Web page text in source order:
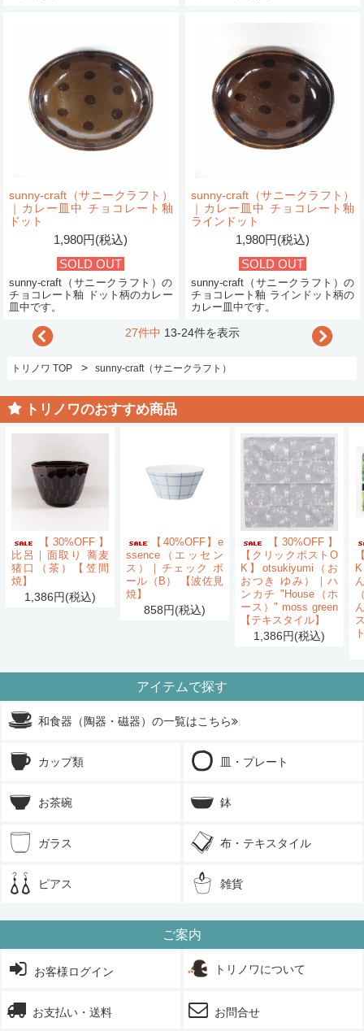
sunny-craft（サニークラフト）
｜カレー皿中 チョコレート釉
ドット
1,980円(税込)
SOLD OUT
sunny-craft（サニークラフト）の
チョコレート釉 ドット柄のカレー
皿中です。
sunny-craft（サニークラフト）
｜カレー皿中 チョコレート釉
ラインドット
1,980円(税込)
SOLD OUT
sunny-craft（サニークラフト）の
チョコレート釉 ラインドット柄の
カレー皿中です。
27件中 13-24件を表示
トリノワ TOP > sunny-craft（サニークラフト）
トリノワのおすすめ商品
【30%OFF】
比呂｜面取り 蕎麦
猪口（茶）【笠間
焼】
1,386円(税込)
【40%OFF】e
ssence（エッセン
ス）｜チェック ボ
ール（B） 【波佐見
焼】
858円(税込)
【30%OFF】
【クリックポストO
K】otsukiyumi（お
おつき ゆみ）｜ハ
ンカチ "House（ホ
ース）" moss green
【テキスタイル】
1,386円(税込)
アイテムで探す
和食器（陶器・磁器）の一覧はこちら
カップ類 皿・プレート
お茶碗 鉢
ガラス 布・テキスタイル
ピアス 雑貨
ご案内
お客様ログイン トリノワについて
お支払い・送料 お問合せ